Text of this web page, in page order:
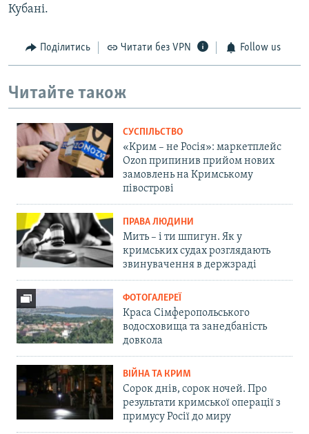
Кубані.
Поділитись Читати без VPN Follow us
Читайте також
СУСПІЛЬСТВО
«Крим – не Росія»: маркетплейс
Ozon припинив прийом нових
замовлень на Кримському
півострові
ПРАВА ЛЮДИНИ
Мить – і ти шпигун. Як у
кримських судах розглядають
звинувачення в держзраді
ФОТОГАЛЕРЕЇ
Краса Сімферопольського
водосховища та занедбаність
довкола
ВІЙНА ТА КРИМ
Сорок днів, сорок ночей. Про
результати кримської операції з
примусу Росії до миру